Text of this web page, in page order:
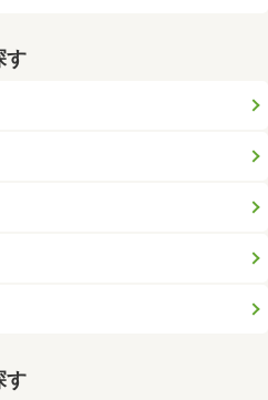
す
す